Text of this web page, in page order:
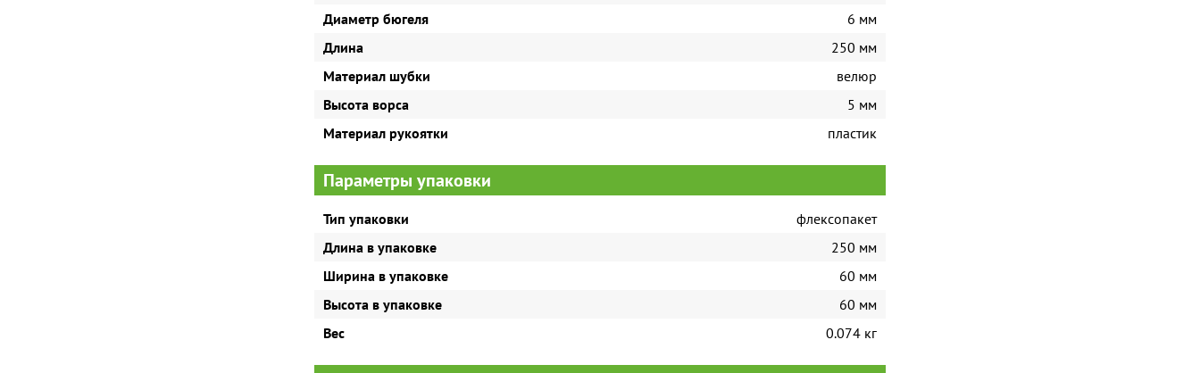
Диаметр бюгеля
6 мм
Длина
250 мм
Материал шубки
велюр
Высота ворса
5 мм
Материал рукоятки
пластик
Параметры упаковки
Тип упаковки
флексопакет
Длина в упаковке
250 мм
Ширина в упаковке
60 мм
Высота в упаковке
60 мм
Вес
0.074 кг